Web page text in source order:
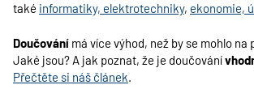
také informatiky, elektrotechniky, ekonomie,
Doučování má více výhod, než by se mohlo na
Jaké jsou? A jak poznat, že je doučování
Přečtěte si náš článek.